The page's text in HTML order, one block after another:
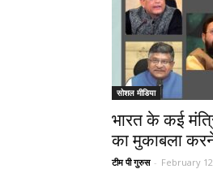
सोशल मीडिया
भारत के कई
का मुकाबला
टीम पी गुरुस - February